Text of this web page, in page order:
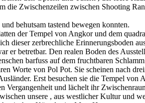
die Zwischenzeilen zwischen Shooting
behutsam tastend bewegen konnten.
der Tempel von Angkor und dem
dieser zerbrechliche Erinnerungsboden
betretbar. Den realen Boden des
barfuss auf dem fruchtbaren
Worte von Pol Pot. Sie scheinen nach
Erst besuchen sie die Tempel
und lächelt ihr
unsere , aus westlicher Kultur und